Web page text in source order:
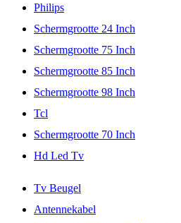
Philips
Schermgrootte 24 Inch
Schermgrootte 75 Inch
Schermgrootte 85 Inch
Schermgrootte 98 Inch
Tcl
Schermgrootte 70 Inch
Hd Led Tv
Tv Beugel
Antennekabel